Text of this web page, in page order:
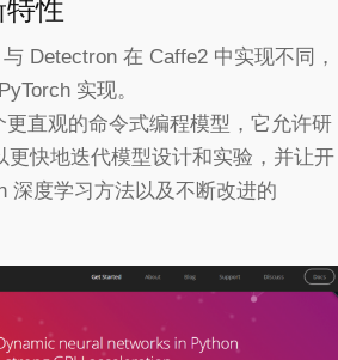
特性
与 Detectron 在 Caffe2 中实现不同，
实现。
更直观的命令式编程模型，它允许研
更快地迭代模型设计和实验，并让开
深度学习方法以及不断改进的